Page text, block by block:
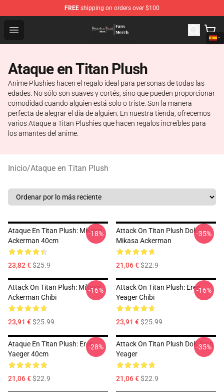
FREE shipping on orders over $100
Open menu
Attack On Titan Store - Official Attack On Titan
Ataque en Titan Plush
Anime Plushies hacen el regalo ideal para personas de todas las
edades. No sólo son suaves y cortés, sino que pueden proporcionar
comodidad cuando alguien está solo o triste. Son la manera
perfecta de alegrar el día de alguien. En nuestra tienda, ofrecemos
varios Ataque a Titan Plushies que hacen regalos increíbles para
los amantes del anime.
Inicio/Ataque en Titan Plush
Ataque En Titan Plush: Mikasa
Ackerman 40cm
23,82 €$25.9
-18%
Attack On Titan Plush Doll:
Mikasa Ackerman
21,06 €$22.9
-35%
Attack On Titan Plush: Mikasa
Ackerman Chibi
23,91 €$25.99
-16%
Attack On Titan Plush: Eren
Yeager Chibi
23,91 €$25.99
-16%
Ataque En Titan Plush: Eren
Yaeger 40cm
21,06 €$22.9
-28%
Attack On Titan Plush Doll: Eren
Yeager
21,06 €$22.9
-35%